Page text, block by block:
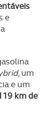
e
, um
e um
km de